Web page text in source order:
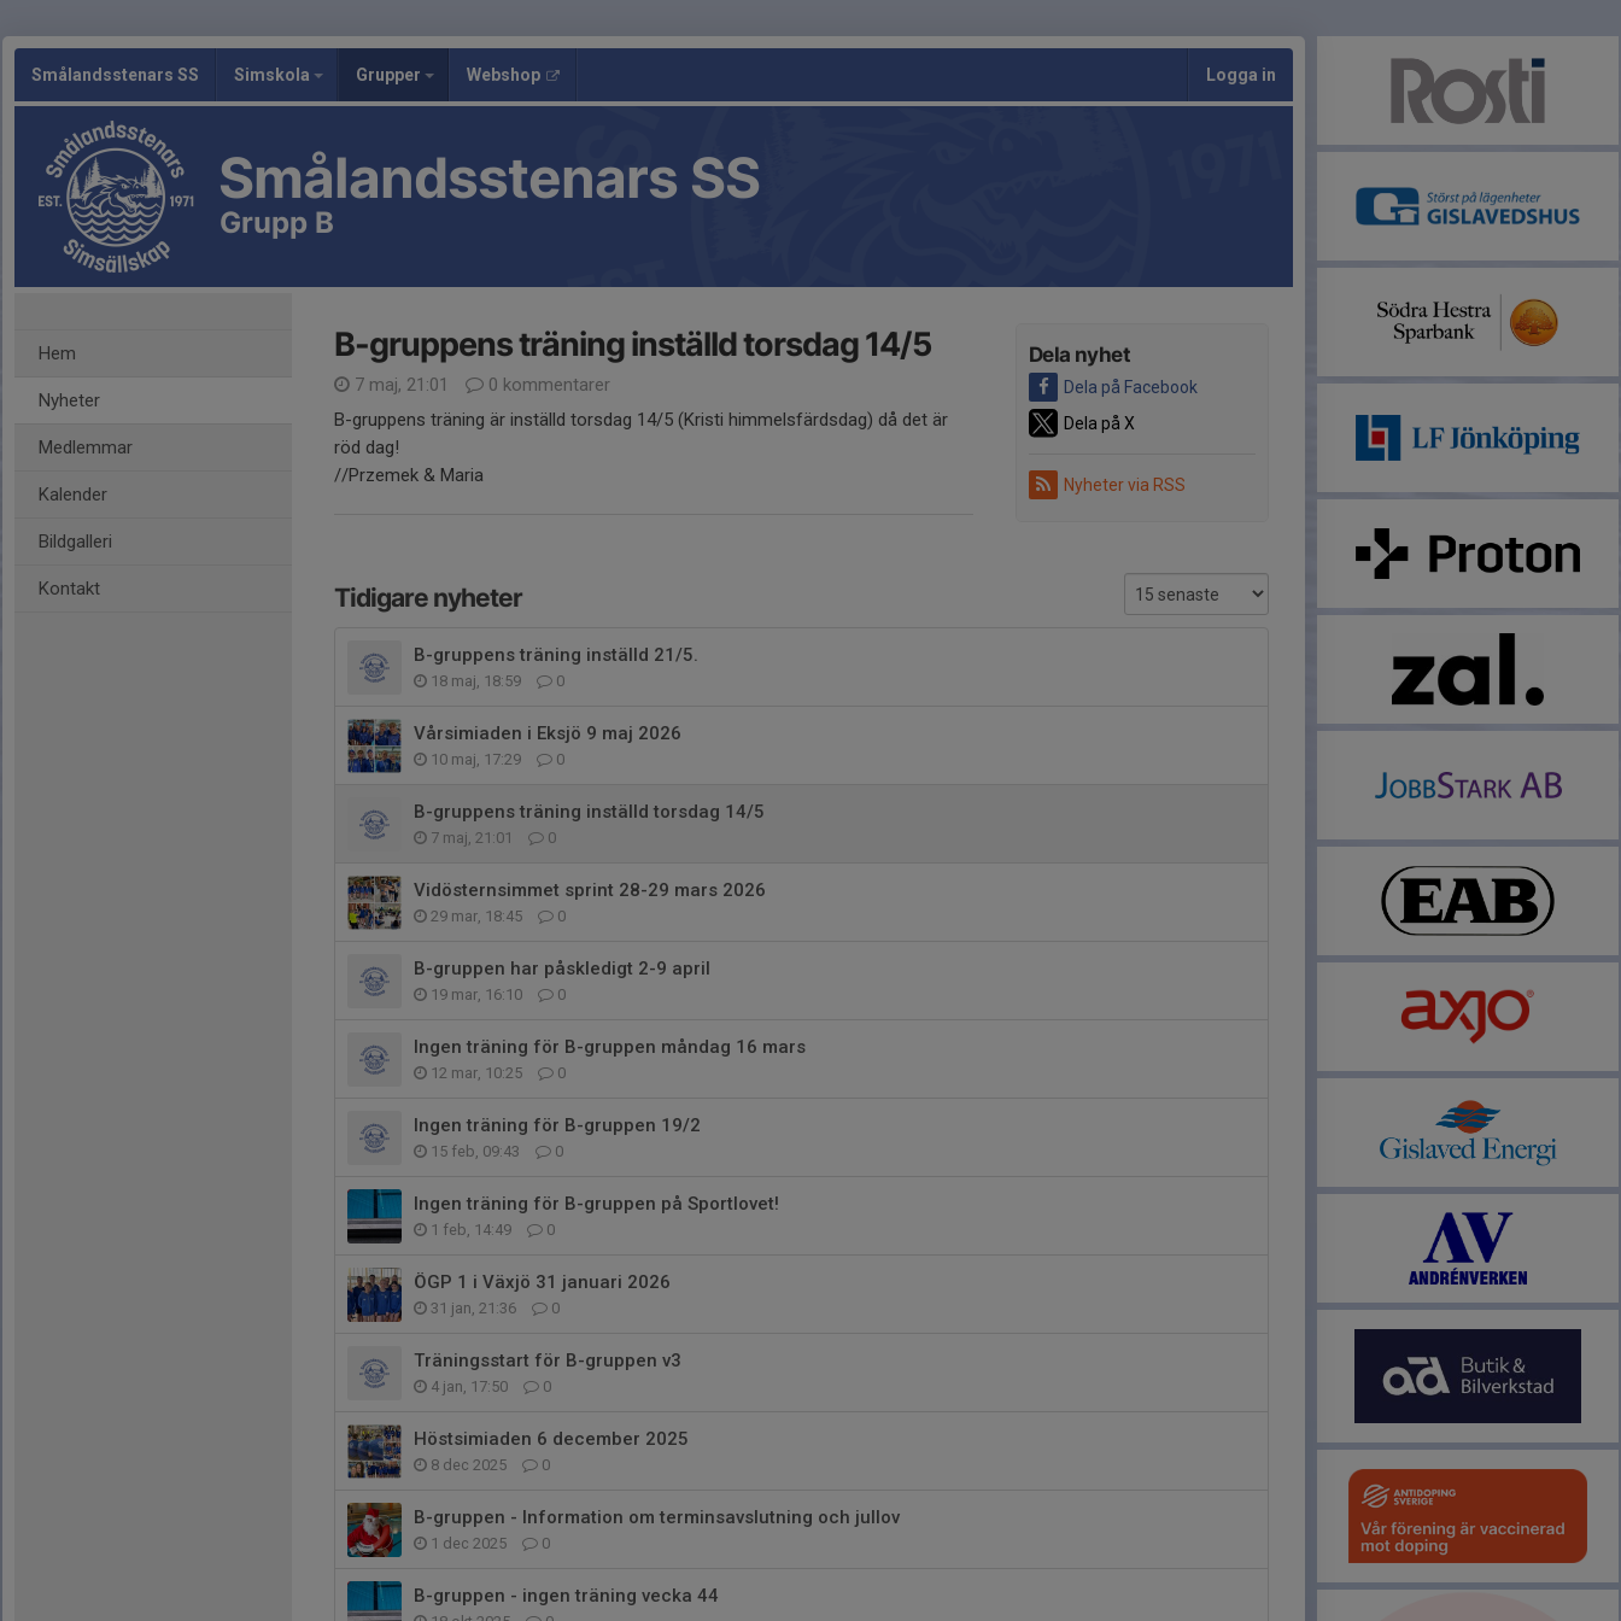
Smålandsstenars SS Simskola Grupper Webshop Logga in
Smålandsstenars SS
Grupp B
Hem
Nyheter
Medlemmar
Kalender
Bildgalleri
Kontakt
Dela nyhet
Dela på Facebook
Dela på X
Nyheter via RSS
B-gruppens träning inställd torsdag 14/5
7 maj, 21:01
0 kommentarer
B-gruppens träning är inställd torsdag 14/5 (Kristi himmelsfärdsdag) då det är
röd dag!
//Przemek & Maria
Tidigare nyheter
B-gruppens träning inställd 21/5.
18 maj, 18:59 0
Vårsimiaden i Eksjö 9 maj 2026
10 maj, 17:29 0
B-gruppens träning inställd torsdag 14/5
7 maj, 21:01 0
Vidösternsimmet sprint 28-29 mars 2026
29 mar, 18:45 0
B-gruppen har påskledigt 2-9 april
19 mar, 16:10 0
Ingen träning för B-gruppen måndag 16 mars
12 mar, 10:25 0
Ingen träning för B-gruppen 19/2
15 feb, 09:43 0
Ingen träning för B-gruppen på Sportlovet!
1 feb, 14:49 0
ÖGP 1 i Växjö 31 januari 2026
31 jan, 21:36 0
Träningsstart för B-gruppen v3
4 jan, 17:50 0
Höstsimiaden 6 december 2025
8 dec 2025 0
B-gruppen - Information om terminsavslutning och jullov
1 dec 2025 0
B-gruppen - ingen träning vecka 44